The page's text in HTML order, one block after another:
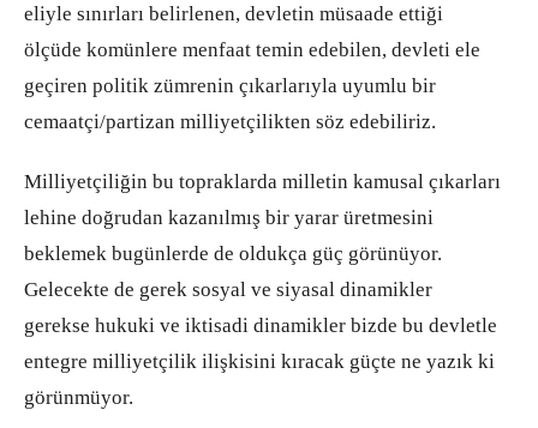
eliyle sınırları belirlenen, devletin müsaade ettiği
ölçüde komünlere menfaat temin edebilen, devleti ele
geçiren politik zümrenin çıkarlarıyla uyumlu bir
cemaatçi/partizan milliyetçilikten söz edebiliriz.
Milliyetçiliğin bu topraklarda milletin kamusal çıkarları
lehine doğrudan kazanılmış bir yarar üretmesini
beklemek bugünlerde de oldukça güç görünüyor.
Gelecekte de gerek sosyal ve siyasal dinamikler
gerekse hukuki ve iktisadi dinamikler bizde bu devletle
entegre milliyetçilik ilişkisini kıracak güçte ne yazık ki
görünmüyor.